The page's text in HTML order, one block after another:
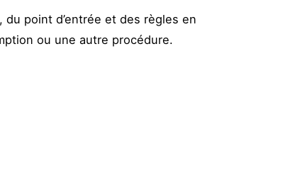
point d’entrée et des règles en
ou une autre procédure.